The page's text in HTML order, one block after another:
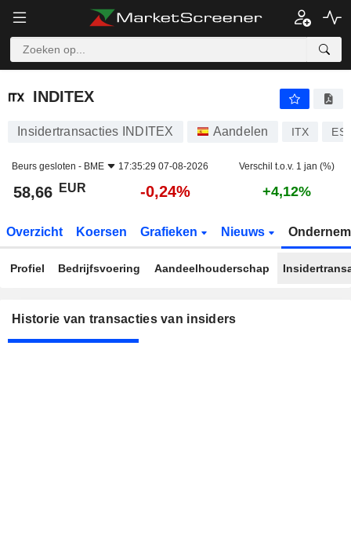
INDITEX
INDITEX
Insidertransacties INDITEX Aandelen ITX
Beurs gesloten - BME 17:35:29 07-08-2026 Verschil t.o.v. 1 jan (%)
58,66 EUR -0,24% +4,12%
Overzicht Koersen Grafieken Nieuws
Profiel Bedrijfsvoering Aandeelhouderschap
Historie van transacties van insiders